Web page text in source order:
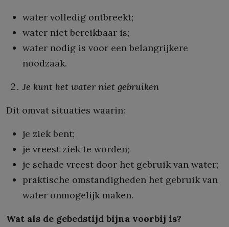
water volledig ontbreekt;
water niet bereikbaar is;
water nodig is voor een belangrijkere
noodzaak.
Je kunt het water niet gebruiken
Dit omvat situaties waarin:
je ziek bent;
je vreest ziek te worden;
je schade vreest door het gebruik van water;
praktische omstandigheden het gebruik van
water onmogelijk maken.
Wat als de gebedstijd bijna voorbij is?